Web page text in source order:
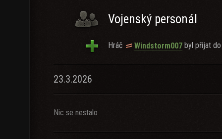
Vojenský personál
Hráč Windstorm007 byl přijat do
23.3.2026
Nic se nestalo